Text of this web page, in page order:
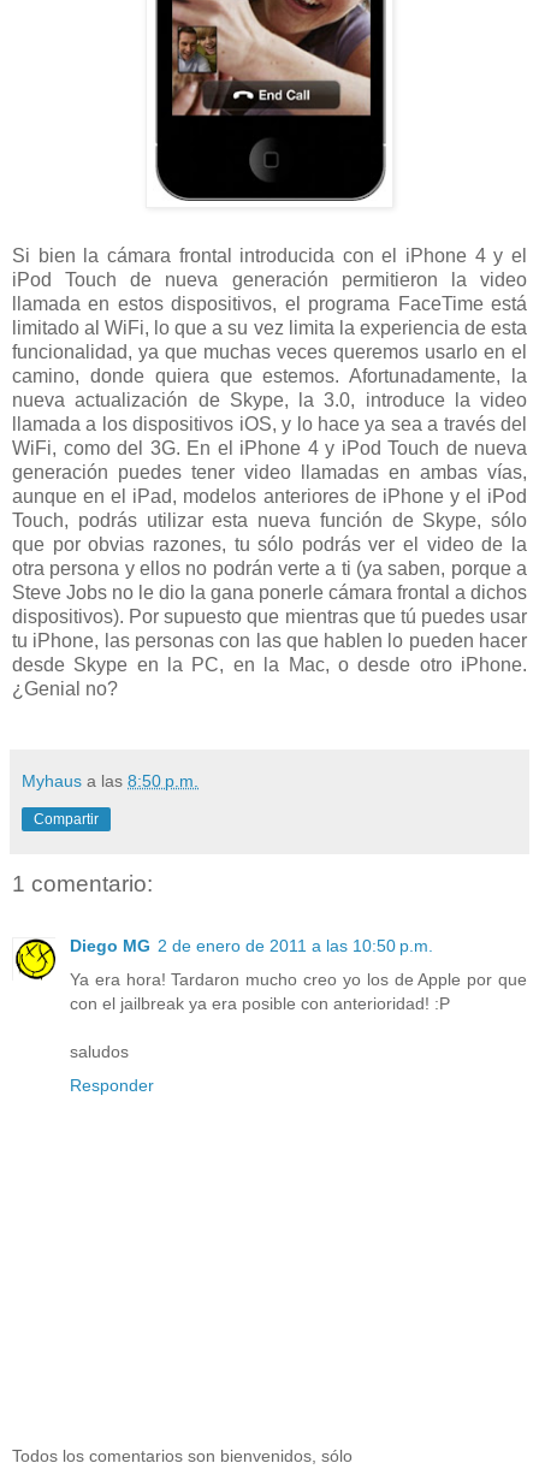
Si bien la cámara frontal introducida con el iPhone 4 y el
iPod Touch de nueva generación permitieron la video
llamada en estos dispositivos, el programa FaceTime está
limitado al WiFi, lo que a su vez limita la experiencia de esta
funcionalidad, ya que muchas veces queremos usarlo en el
camino, donde quiera que estemos. Afortunadamente, la
nueva actualización de Skype, la 3.0, introduce la video
llamada a los dispositivos iOS, y lo hace ya sea a través del
WiFi, como del 3G. En el iPhone 4 y iPod Touch de nueva
generación puedes tener video llamadas en ambas vías,
aunque en el iPad, modelos anteriores de iPhone y el iPod
Touch, podrás utilizar esta nueva función de Skype, sólo
que por obvias razones, tu sólo podrás ver el video de la
otra persona y ellos no podrán verte a ti (ya saben, porque a
Steve Jobs no le dio la gana ponerle cámara frontal a dichos
dispositivos). Por supuesto que mientras que tú puedes usar
tu iPhone, las personas con las que hablen lo pueden hacer
desde Skype en la PC, en la Mac, o desde otro iPhone.
¿Genial no?
Myhaus a las 8:50 p.m.
Compartir
1 comentario:
Diego MG 2 de enero de 2011 a las 10:50 p.m.
Ya era hora! Tardaron mucho creo yo los de Apple por que
con el jailbreak ya era posible con anterioridad! :P
saludos
Responder
Todos los comentarios son bienvenidos, sólo